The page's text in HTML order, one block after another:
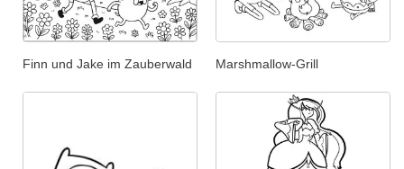
Finn und Jake im Zauberwald Marshmallow-Grill